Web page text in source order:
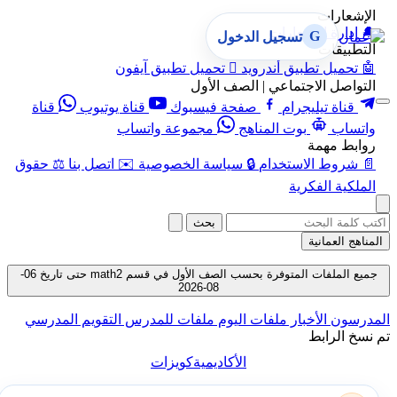
الإشعارات
🔔 إدارة الإشعارات
التطبيقات
🤖 تحميل تطبيق أندرويد  تحميل تطبيق آيفون
التواصل الاجتماعي | الصف الأول
قناة تيليجرام
صفحة فيسبوك قناة يوتيوب
قناة
واتساب
بوت المناهج
مجموعة واتساب
روابط مهمة
📄 شروط الاستخدام 🔒 سياسة الخصوصية ✉️ اتصل بنا ⚖️ حقوق
الملكية الفكرية
G تسجيل الدخول
بحث
المناهج العمانية
جميع الملفات المتوفرة بحسب الصف الأول في قسم math2 حتى تاريخ 06-
08-2026
المدرسون الأخبار ملفات اليوم ملفات للمدرس التقويم المدرسي
تم نسخ الرابط
الأكاديميةكويزات